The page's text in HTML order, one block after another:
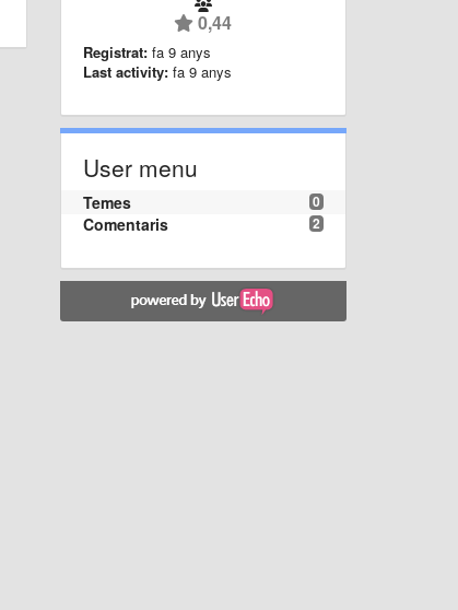
0,44
Registrat: fa 9 anys
Last activity: fa 9 anys
User menu
0
Temes
2
Comentaris